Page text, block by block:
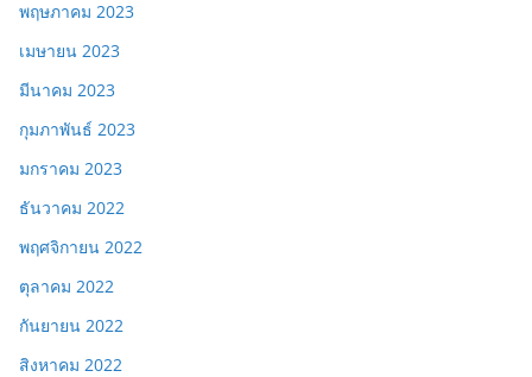
พฤษภาคม 2023
เมษายน 2023
มีนาคม 2023
กุมภาพันธ์ 2023
มกราคม 2023
ธันวาคม 2022
พฤศจิกายน 2022
ตุลาคม 2022
กันยายน 2022
สิงหาคม 2022